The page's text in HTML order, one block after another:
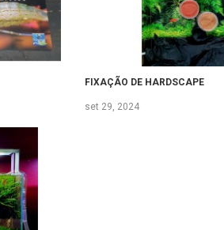
FIXAÇÃO DE HARDSCAPE
set 29, 2024